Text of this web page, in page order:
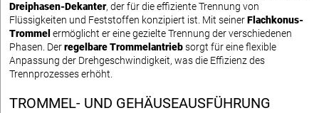
Dreiphasen-Dekanter, der für die effiziente Trennung von
Flüssigkeiten und Feststoffen konzipiert ist. Mit seinerFlachkonus-
Trommel ermöglicht er eine gezielte Trennung der verschiedenen
Phasen. Derregelbare Trommelantriebsorgt für eine flexible
Anpassung der Drehgeschwindigkeit, was die Effizienz des
Trennprozesses erhöht.
TROMMEL- UND GEHÄUSEAUSFÜHRUNG